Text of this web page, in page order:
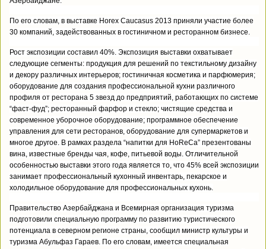
По его словам, в выставке Horex Caucasus 2013 приняли участие более
30 компаний, задействованных в гостиничном и ресторанном бизнесе.
Рост экспозиции составил 40%. Экспозиция выставки охватывает
следующие сегменты: продукция для решений по текстильному дизайну
и декору различных интерьеров; гостиничная косметика и парфюмерия;
оборудование для создания профессиональной кухни различного
профиля от ресторана 5 звезд до предприятий, работающих по системе
“фаст-фуд”; ресторанный фарфор и стекло; чистящие средства и
современное уборочное оборудование; программное обеспечение
управления для сети ресторанов, оборудование для супермаркетов и
многое другое. В рамках раздела “напитки для HoReCa” презентованы
вина, известные бренды чая, кофе, питьевой воды. Отличительной
особенностью выставки этого года является то, что 45% всей экспозиции
занимает профессиональный кухонный инвентарь, пекарское и
холодильное оборудование для профессиональных кухонь.
Правительство Азербайджана и Всемирная организация туризма
подготовили специальную программу по развитию туристического
потенциала в северном регионе страны, сообщил министр культуры и
туризма Абульфаз Гараев. По его словам, имеется специальная